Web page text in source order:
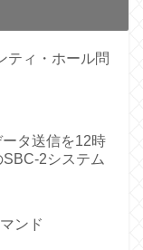
ティ・ホール問
ータ送信を12時
2システム
ンド